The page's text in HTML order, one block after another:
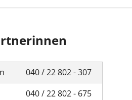
040 / 22 802 - 307
040 / 22 802 - 675